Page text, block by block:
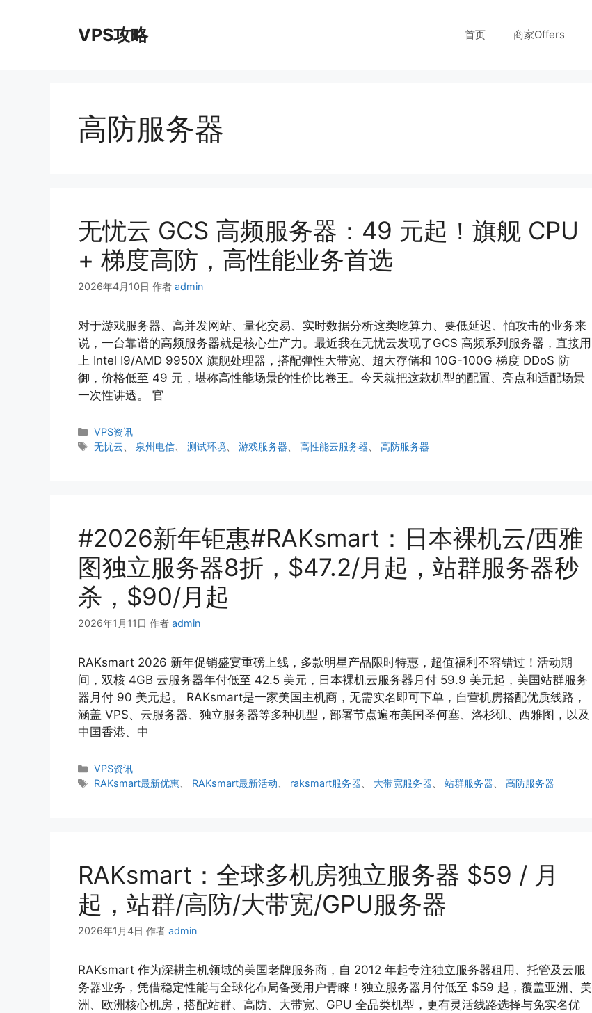
VPS攻略 首页 商家Offers
高防服务器
无忧云 GCS 高频服务器：49 元起！旗舰 CPU
+ 梯度高防，高性能业务首选
2026年4月10日 作者 admin
对于游戏服务器、高并发网站、量化交易、实时数据分析这类吃算力、要低延迟、怕攻击的业务来
说，一台靠谱的高频服务器就是核心生产力。最近我在无忧云发现了GCS 高频系列服务器，直接用
上 Intel I9/AMD 9950X 旗舰处理器，搭配弹性大带宽、超大存储和 10G-100G 梯度 DDoS 防
御，价格低至 49 元，堪称高性能场景的性价比卷王。今天就把这款机型的配置、亮点和适配场景
一次性讲透。 官
分
类
VPS资讯
标
无忧云 泉州电信 、测试环境 、游戏服务器 、高性能云服务器 、高防服务器
#2026新年钜惠#RAKsmart：日本裸机云/西雅
图独立服务器8折，$47.2/月起，站群服务器秒
杀，$90/月起
2026年1月11日 作者 admin
RAKsmart 2026 新年促销盛宴重磅上线，多款明星产品限时特惠，超值福利不容错过！活动期
间，双核 4GB 云服务器年付低至 42.5 美元，日本裸机云服务器月付 59.9 美元起，美国站群服务
器月付 90 美元起。 RAKsmart是一家美国主机商，无需实名即可下单，自营机房搭配优质线路，
涵盖 VPS、云服务器、独立服务器等多种机型，部署节点遍布美国圣何塞、洛杉矶、西雅图，以及
中国香港、中
分
类
VPS资讯
标
RAKsmart最新优惠 RAKsmart最新活动 raksmart服务器 大带宽服务器 、站群服务器 、高防服务器
RAKsmart：全球多机房独立服务器 $59 / 月
起，站群/高防/大带宽/GPU服务器
2026年1月4日 作者 admin
RAKsmart 作为深耕主机领域的美国老牌服务商，自 2012 年起专注独立服务器租用、托管及云服
务器业务，凭借稳定性能与全球化布局备受用户青睐！独立服务器月付低至 $59 起，覆盖亚洲、美
洲、欧洲核心机房，搭配站群、高防、大带宽、GPU 全品类机型，更有灵活线路选择与免实名优